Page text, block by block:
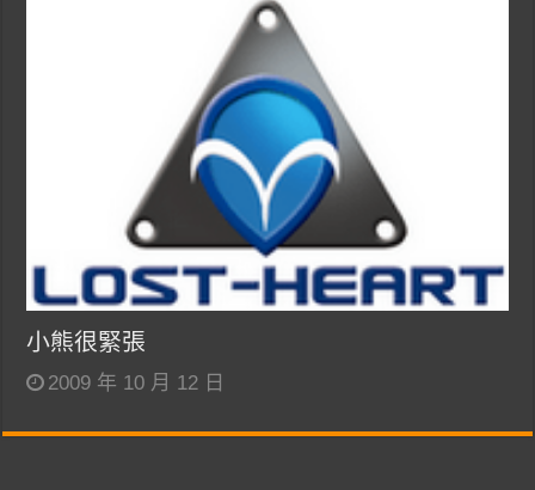
小熊很緊張
2009 年 10 月 12 日